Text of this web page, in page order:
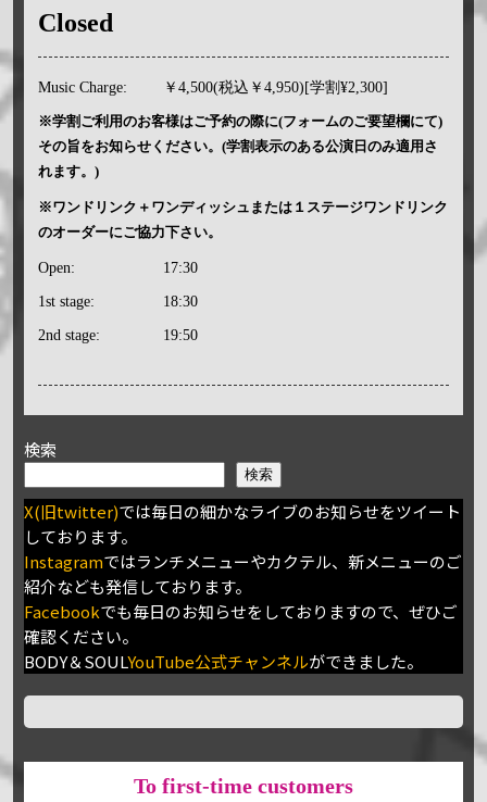
Closed
Music Charge: ￥4,500(税込￥4,950)[学割¥2,300]
※学割ご利用のお客様はご予約の際に(フォームのご要望欄にて)
その旨をお知らせください。(学割表示のある公演日のみ適用さ
れます。)
※ワンドリンク＋ワンディッシュまたは１ステージワンドリンク
のオーダーにご協力下さい。
Open: 17:30
1st stage: 18:30
2nd stage: 19:50
検索
検索
X(旧twitter)では毎日の細かなライブのお知らせをツイート
しております。
Instagramではランチメニューやカクテル、新メニューのご
紹介なども発信しております。
Facebookでも毎日のお知らせをしておりますので、ぜひご
確認ください。
BODY＆SOULYouTube公式チャンネルができました。
To first-time customers